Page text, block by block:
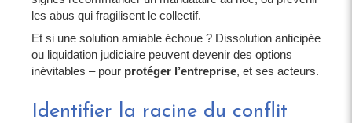
les abus qui fragilisent le collectif.
Et si une solution amiable échoue ? Dissolution anticipée
ou liquidation judiciaire peuvent devenir des options
inévitables – pour protéger l’entreprise, et ses acteurs.
Identifier la racine du conflit